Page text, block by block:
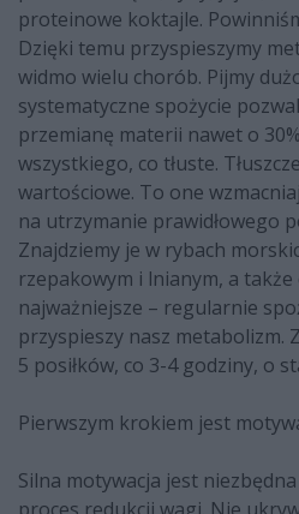
proteinowe koktajle.
Dzięki temu przyspieszymy
widmo wielu chorób. Pijmy
systematyczne spożycie
przemianę materii nawet o
wszystkiego, co tłuste.
wartościowe. To one
na utrzymanie prawidłowego
Znajdziemy je w rybach
rzepakowym i lnianym, a także
najważniejsze – regularnie
przyspieszy nasz metabolizm.
5 posiłków, co 3-4 godziny, o
Pierwszym krokiem jest
Silna motywacja jest